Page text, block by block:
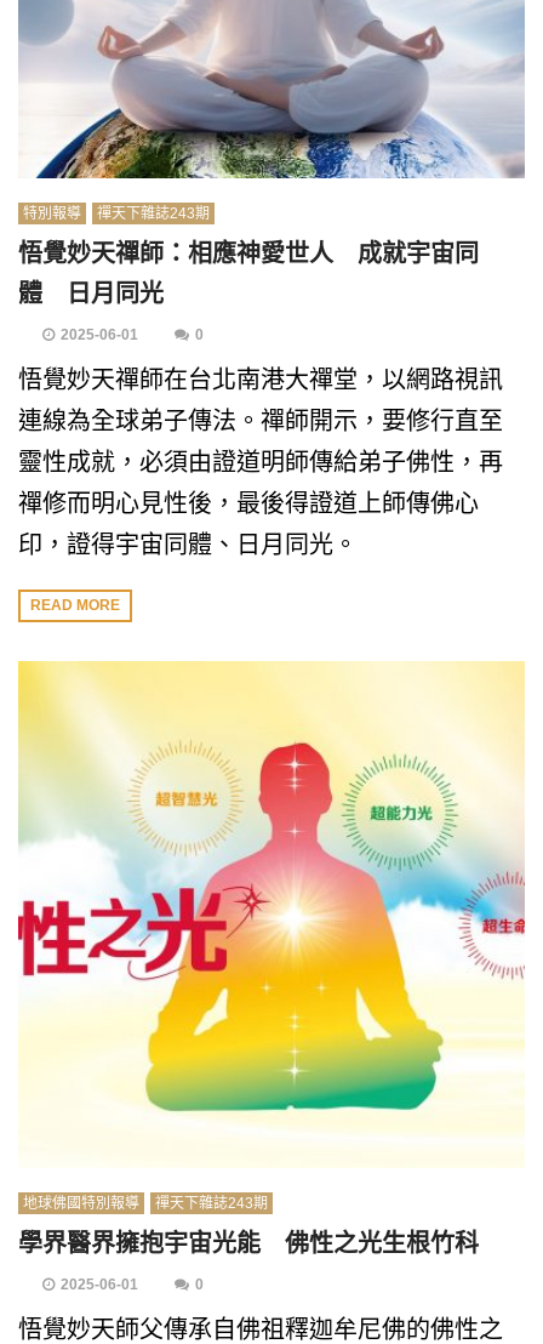
特別報導 禪天下雜誌243期
悟覺妙天禪師：相應神愛世人 成就宇宙同
體 日月同光
2025-06-01 0
悟覺妙天禪師在台北南港大禪堂，以網路視訊
連線為全球弟子傳法。禪師開示，要修行直至
靈性成就，必須由證道明師傳給弟子佛性，再
禪修而明心見性後，最後得證道上師傳佛心
印，證得宇宙同體、日月同光。
READ MORE
地球佛國特別報導 禪天下雜誌243期
學界醫界擁抱宇宙光能 佛性之光生根竹科
2025-06-01 0
悟覺妙天師父傳承自佛祖釋迦牟尼佛的佛性之